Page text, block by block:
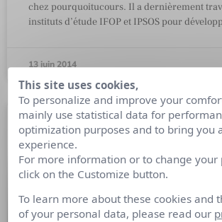
chez pourquoitucours. Il a dernièrement
instituts d’étude IFOP et IPSOS pour
13 juin 2014
This site uses cookies,
To personalize and improve your
mainly use statistical data for
optimization purposes and to bring you
experience.
For more information or to change your
click on the Customize button.
To learn more about these cookies and
of your personal data, please read our